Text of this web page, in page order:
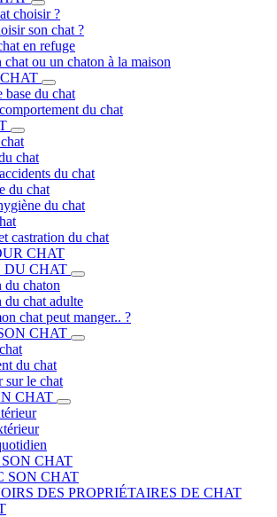
choisir ?
son chat ?
en refuge
ou un chaton à la maison
base du chat
du chat
chat
du chat
du chat
du chat
castration du chat
CHAT
DU CHAT
chaton
chat adulte
chat peut manger.. ?
CHAT
du chat
sur le chat
CHAT
CHAT
SON CHAT
DES PROPRIÉTAIRES DE CHAT